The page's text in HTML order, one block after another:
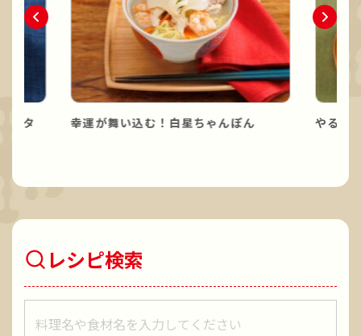
スタ 幸運が舞い込む！白星ちゃんぽん やる気
レシピ検索